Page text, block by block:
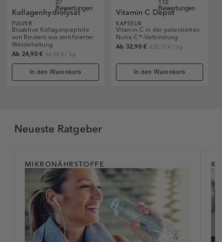
Kollagenhydrolysat
PULVER
Bioaktive Kollagenpeptide
von Rindern aus zertifizierter
Weidehaltung
Ab 24,90 € 66,50 €/ kg
In den Warenkorb
Vitamin C Depot
KAPSELN
Vitamin C in der patentierten
Nutra-C®-Verbindung
Ab 32,90 € 620,75 € / kg
In den Warenkorb
Neueste Ratgeber
MIKRONÄHRSTOFFE